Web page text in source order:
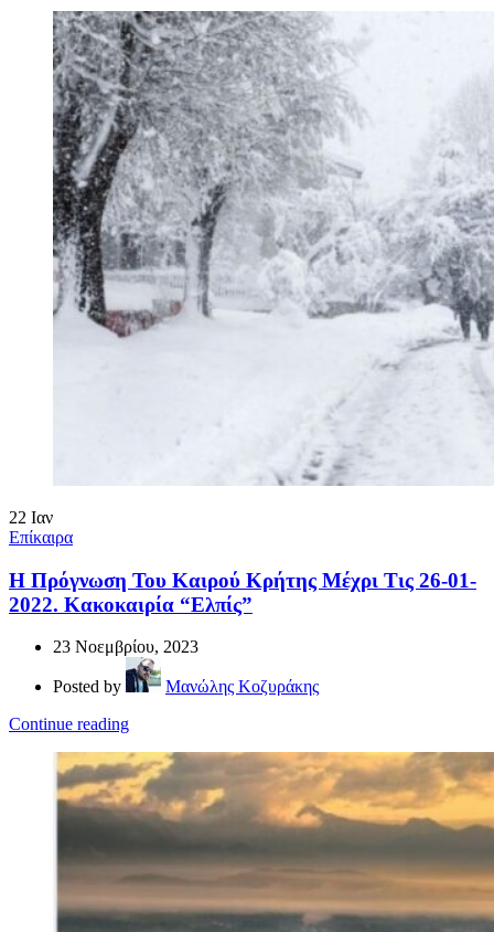
22 Ιαν
Επίκαιρα
Η Πρόγνωση Του Καιρού Κρήτης Μέχρι Τις 26-01-
2022. Κακοκαιρία “Ελπίς”
23 Νοεμβρίου, 2023
Posted by
Μανώλης Κοζυράκης
Continue reading